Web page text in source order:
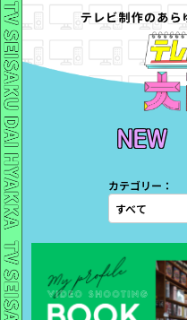
カテゴリー：
すべて